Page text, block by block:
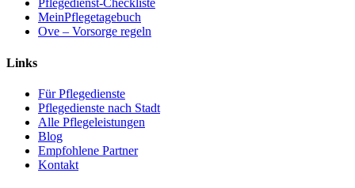
Pflegedienst-Checkliste
MeinPflegetagebuch
Ove – Vorsorge regeln
Links
Für Pflegedienste
Pflegedienste nach Stadt
Alle Pflegeleistungen
Blog
Empfohlene Partner
Kontakt